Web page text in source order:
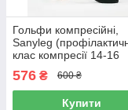
Гольфи компресійні,
Sanyleg
клас компресії 14-16
Італія
576 ₴ 600 ₴
Купити